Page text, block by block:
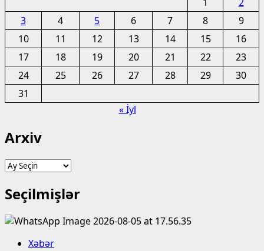
3
4 5 6 7 8
9
10
11 12 13 14 15
16
17
18 19 20 21 22
23
24
25 26 27 28 29
30
31
« İyl
Arxiv
Arxiv
Seçilmişlər
Xəbər